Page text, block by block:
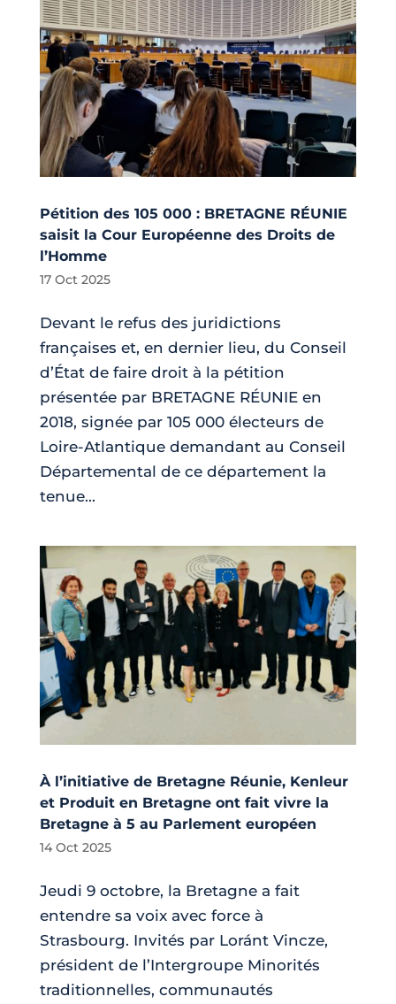
Pétition des 105 000 : BRETAGNE RÉUNIE
saisit la Cour Européenne des Droits de
l’Homme
17 Oct 2025
Devant le refus des juridictions
françaises et, en dernier lieu, du Conseil
d’État de faire droit à la pétition
présentée par BRETAGNE RÉUNIE en
2018, signée par 105 000 électeurs de
Loire-Atlantique demandant au Conseil
Départemental de ce département la
tenue...
À l’initiative de Bretagne Réunie, Kenleur
et Produit en Bretagne ont fait vivre la
Bretagne à 5 au Parlement européen
14 Oct 2025
Jeudi 9 octobre, la Bretagne a fait
entendre sa voix avec force à
Strasbourg. Invités par Loránt Vincze,
président de l’Intergroupe Minorités
traditionnelles, communautés